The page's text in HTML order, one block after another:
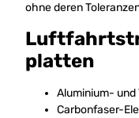
ohne deren
platten
Aluminium-
Carbonfaser-